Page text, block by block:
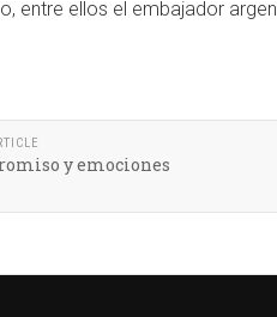
entre ellos el embajador
y emociones